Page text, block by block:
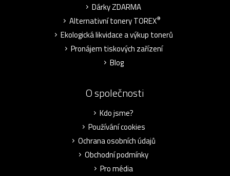
Dárky ZDARMA
Alternativní tonery TOREX®
Ekologická likvidace a výkup tonerů
Pronájem tiskových zařízení
Blog
O společnosti
Kdo jsme?
Používání cookies
Ochrana osobních údajů
Obchodní podmínky
Pro média